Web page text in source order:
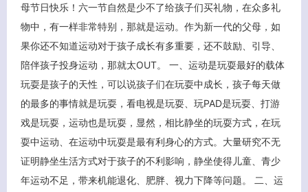
母节日快乐！六一节自然是少不了给孩子们买礼物，在众多礼
物中，有一样非常特别，那就是运动。作为新一代的父母，如
果你还不知道运动对于孩子成长有多重要，还不鼓励、引导、
陪伴孩子投身运动，那就太OUT。 一、运动是玩耍最好的载体
玩耍是孩子的天性，可以说孩子们在玩耍中成长，孩子每天做
的最多的事情就是玩耍，看电视是玩耍、玩PAD是玩耍、打游
戏是玩耍，运动也是玩耍，显然，相比静坐的玩耍方式，在玩
耍中运动、在运动中玩耍是最有利身心的方式。大量研究不无
证明静坐生活方式对于孩子的不利影响，静坐使得儿童、青少
年运动不足，带来机能退化、肥胖、视力下降等问题。 二、运